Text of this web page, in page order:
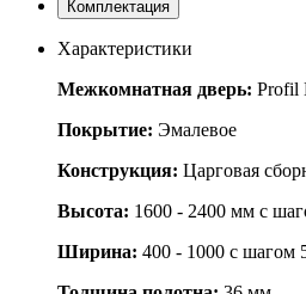
Комплектация
Характеристики
Межкомнатная дверь: Profil
Покрытие: Эмалевое
Конструкция: Царговая
Высота: 1600 - 2400 мм с
Ширина: 400 - 1000 с шагом